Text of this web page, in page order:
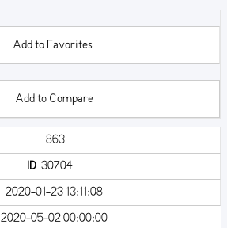
Add to Favorites
Add to Compare
863
ID30704
2020-01-23 13:11:08
2020-05-02 00:00:00